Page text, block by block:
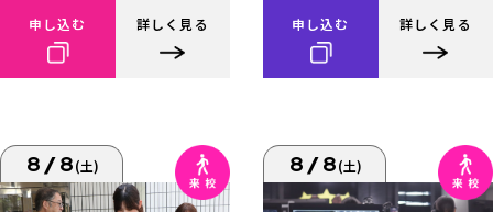
申し込む 詳しく見る 申し込む 詳しく見る
8/8(土) 8/8(土)